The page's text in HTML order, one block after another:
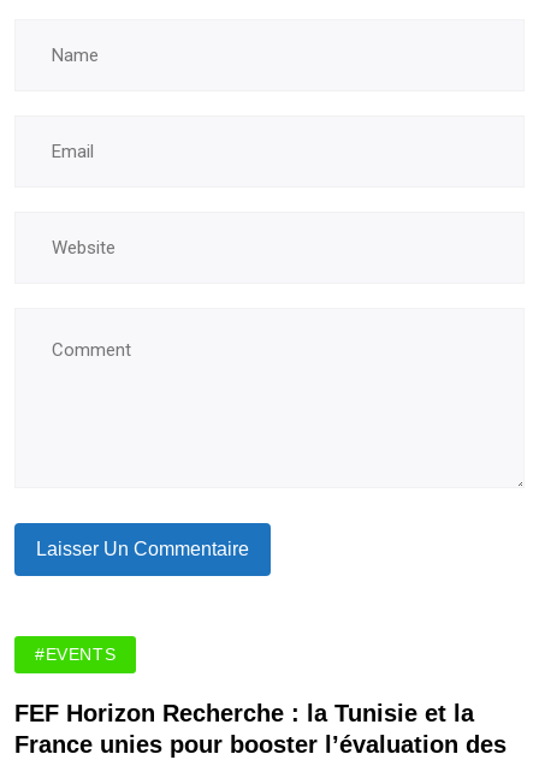
#EVENTS
FEF Horizon Recherche : la Tunisie et la
France unies pour booster l’évaluation des